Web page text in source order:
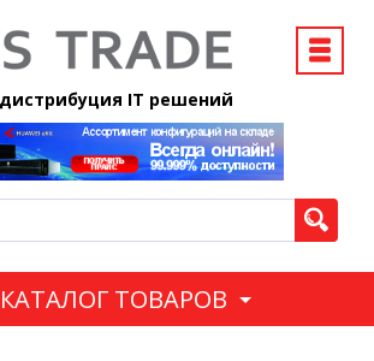
IT решений
КАТАЛОГ ТОВАРОВ